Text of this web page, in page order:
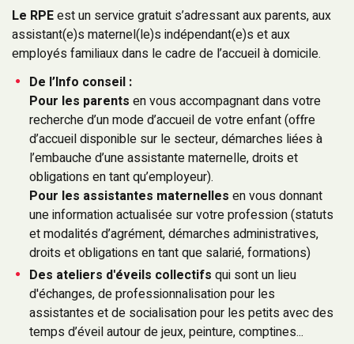
Le RPEest un service gratuit s’adressant aux parents, aux
assistant(e)s maternel(le)s indépendant(e)s et aux
employés familiaux dans le cadre de l’accueil à domicile.
De l’Info conseil :
Pour les parents en vous accompagnant dans votre
recherche d’un mode d’accueil de votre enfant (offre
d’accueil disponible sur le secteur, démarches liées à
l’embauche d’une assistante maternelle, droits et
obligations en tant qu’employeur).
Pour les assistantes maternelles en vous donnant
une information actualisée sur votre profession (statuts
et modalités d’agrément, démarches administratives,
droits et obligations en tant que salarié, formations)
Des ateliers d'éveils collectifs qui sont un lieu
d'échanges, de professionnalisation pour les
assistantes et de socialisation pour les petits avec des
temps d’éveil autour de jeux, peinture, comptines...